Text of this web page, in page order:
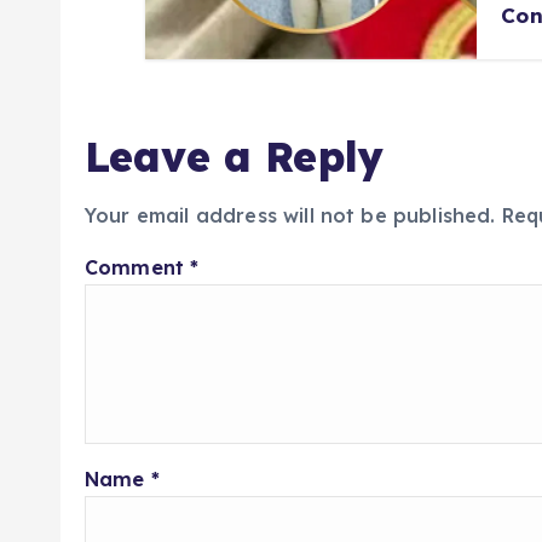
Leave a Reply
Your email address will not be published.
Comment*
Name *